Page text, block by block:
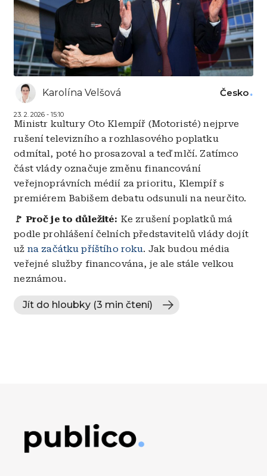
Karolína Velšová
23. 2. 2026 - 15:10
Česko
Ministr kultury Oto Klempíř (Motoristé) nejprve
rušení televizního a rozhlasového poplatku
odmítal, poté ho prosazoval a teď mlčí. Zatímco
část vlády označuje změnu financování
veřejnoprávních médií za prioritu, Klempíř s
premiérem Babišem debatu odsunuli na neurčito.
🚩 Proč je to důležité: Ke zrušení poplatků má
podle prohlášení čelních představitelů vlády dojít
už na začátku příštího roku. Jak budou média
veřejné služby financována, je ale stále velkou
neznámou.
Jít do hloubky (3 min čtení)